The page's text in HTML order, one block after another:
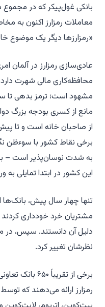
بانکی غول‌پیکر که در
معاملات رمزارز اکنون به
«رمزارزها دیگر یک موضوع
عادی‌سازی رمزارز در آلمان
مشهود است؛ ترمز بدهی تا
مانع از کسری بودجه بزرگ
از صاحبان خانه است و تا
برخی نقاط کشور با سوءظن
به شدت نوسان‌پذیر است –
این کشور در ابتدا تمایلی به
تنها چهار سال پیش، بانک‌ها
مشتریان خرد خودداری
دلیل آن دانستند. سپس، در
نظرشان تغییر کرد.
برخی از